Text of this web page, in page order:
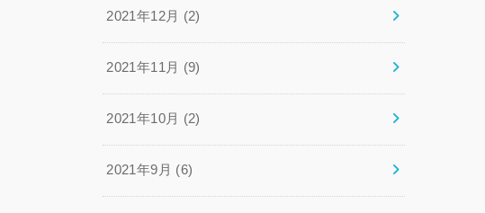
2021年12月 (2)
2021年11月 (9)
2021年10月 (2)
2021年9月 (6)